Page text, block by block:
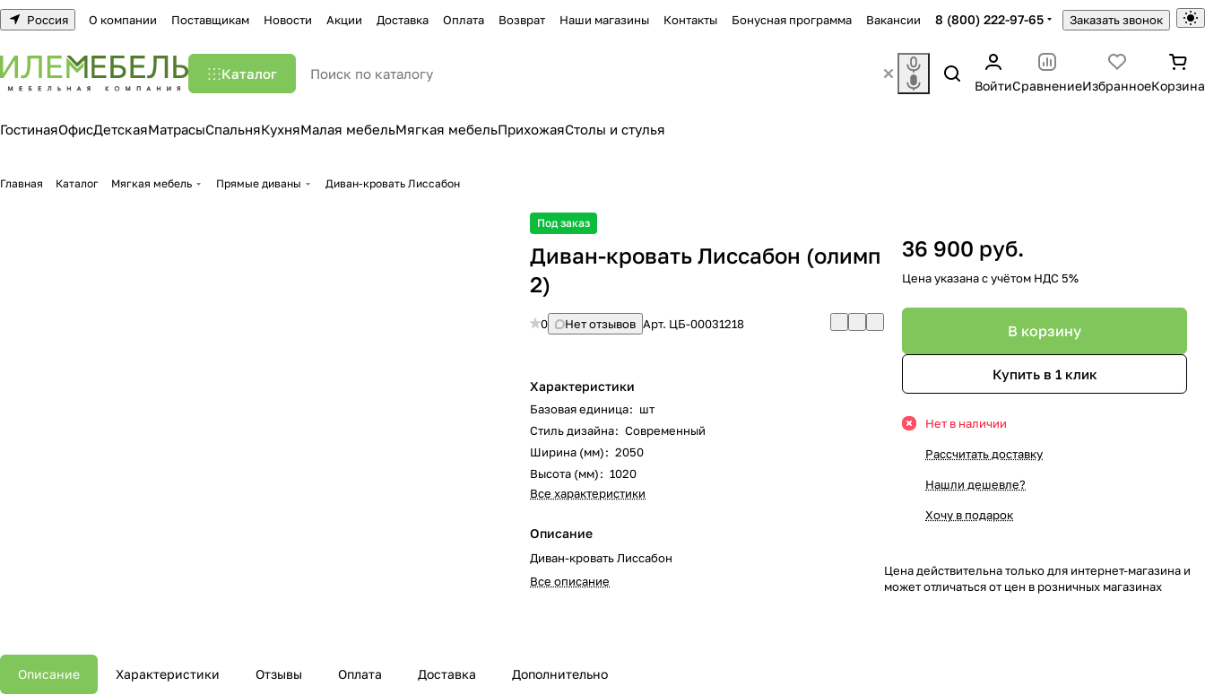
Россия О компании Поставщикам Новости Акции Доставка Оплата Возврат Наши магазины Контакты Бонусная программа Вакансии 8 (800) 222-97-65 Заказать звонок
Каталог
ВойтиСравнениеИзбранноеКорзина
ГостинаяОфисДетскаяМатрасыСпальняКухняМалая мебельМягкая мебельПрихожаяСтолы и стулья
Главная Каталог Мягкая мебель Прямые диваны Диван-кровать Лиссабон
Под заказ
Диван-кровать Лиссабон (олимп
2)
0 Нет отзывов Арт. ЦБ-00031218
Характеристики
Базовая единица: шт
Стиль дизайна: Современный
Ширина (мм): 2050
Высота (мм): 1020
Все характеристики
Описание
Диван-кровать Лиссабон
Все описание
36 900 руб.
Цена указана с учётом НДС 5%
В корзину
Купить в 1 клик
Нет в наличии
Рассчитать доставку
Нашли дешевле?
Хочу в подарок
Цена действительна только для интернет-магазина и
может отличаться от цен в розничных магазинах
Описание Характеристики Отзывы Оплата Доставка Дополнительно